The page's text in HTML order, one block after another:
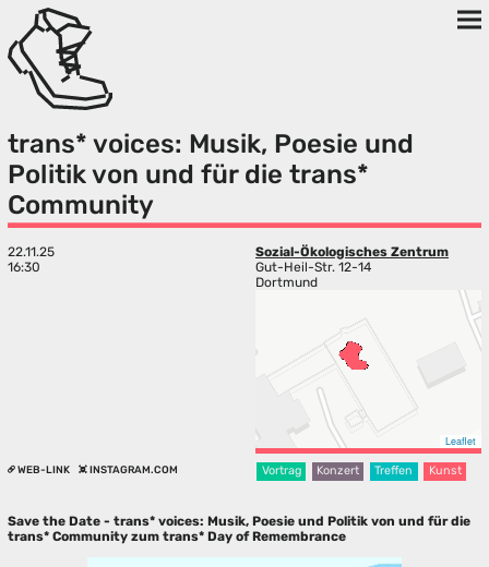
trans* voices: Musik, Poesie und
Politik von und für die trans*
Community
22.11.25
16:30
Sozial-Ökologisches Zentrum
Gut-Heil-Str. 12-14
Dortmund
Leaflet
WEB-LINK INSTAGRAM.COM Vortrag Konzert Treffen Kunst
Save the Date - trans* voices: Musik, Poesie und Politik von und für die
trans* Community zum trans* Day of Remembrance